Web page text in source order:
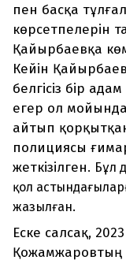
пен басқа
көрсетпелерін
Қайырбаевқа
Кейін
белгісіз бір
егер ол
айтып
полициясы
жеткізілген. Бұл
қол
жазылған.
Еске салсақ,
Қожамжаровтың